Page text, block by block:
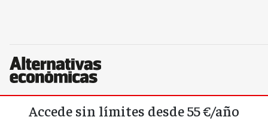
Pasar al contenido principal
Accede sin límites desde 55 €/año